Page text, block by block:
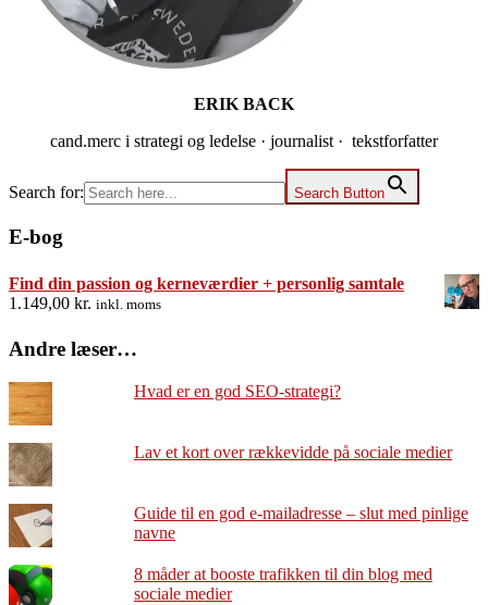
ERIK BACK
cand.merc i strategi og ledelse · journalist · tekstforfatter
Search for: Search Button
E-bog
Find din passion og kerneværdier + personlig samtale
1.149,00 kr. inkl. moms
Andre læser…
Hvad er en god SEO-strategi?
Lav et kort over rækkevidde på sociale medier
Guide til en god e-mailadresse – slut med pinlige
navne
8 måder at booste trafikken til din blog med
sociale medier